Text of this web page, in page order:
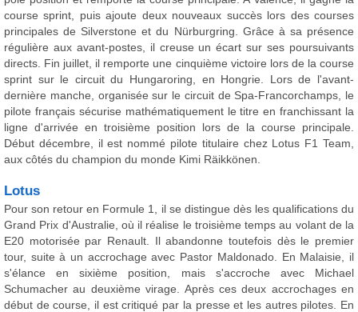
course sprint, puis ajoute deux nouveaux succès lors des courses
principales de Silverstone et du Nürburgring. Grâce à sa présence
régulière aux avant-postes, il creuse un écart sur ses poursuivants
directs. Fin juillet, il remporte une cinquième victoire lors de la course
sprint sur le circuit du Hungaroring, en Hongrie. Lors de l'avant-
dernière manche, organisée sur le circuit de Spa-Francorchamps, le
pilote français sécurise mathématiquement le titre en franchissant la
ligne d'arrivée en troisième position lors de la course principale.
Début décembre, il est nommé pilote titulaire chez Lotus F1 Team,
aux côtés du champion du monde Kimi Räikkönen.
Lotus
Pour son retour en Formule 1, il se distingue dès les qualifications du
Grand Prix d'Australie, où il réalise le troisième temps au volant de la
E20 motorisée par Renault. Il abandonne toutefois dès le premier
tour, suite à un accrochage avec Pastor Maldonado. En Malaisie, il
s'élance en sixième position, mais s'accroche avec Michael
Schumacher au deuxième virage. Après ces deux accrochages en
début de course, il est critiqué par la presse et les autres pilotes. En